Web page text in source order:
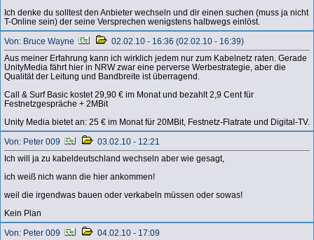
Ich denke du solltest den Anbieter wechseln und dir einen suchen (muss ja nicht
T-Online sein) der seine Versprechen wenigstens halbwegs einlöst.
Von: Bruce Wayne
02.02.10 - 16:36 (02.02.10 - 16:39)
Aus meiner Erfahrung kann ich wirklich jedem nur zum Kabelnetz raten. Gerade
UnityMedia fährt hier in NRW zwar eine perverse Werbestrategie, aber die
Qualität der Leitung und Bandbreite ist überragend.
Call & Surf Basic kostet 29,90 € im Monat und bezahlt 2,9 Cent für
Festnetzgespräche + 2MBit
Unity Media bietet an: 25 € im Monat für 20MBit, Festnetz-Flatrate und Digital-TV.
Von: Peter 009
03.02.10 - 12:21
Ich will ja zu kabeldeutschland wechseln aber wie gesagt,
ich weiß nich wann die hier ankommen!
weil die irgendwas bauen oder verkabeln müssen oder sowas!
Kein Plan
Von: Peter 009
04.02.10 - 17:09